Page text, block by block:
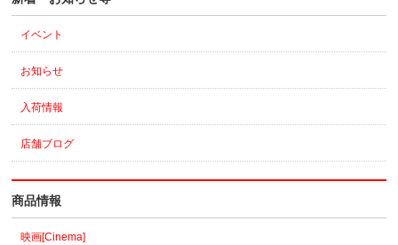
イベント
お知らせ
入荷情報
店舗ブログ
商品情報
映画[Cinema]